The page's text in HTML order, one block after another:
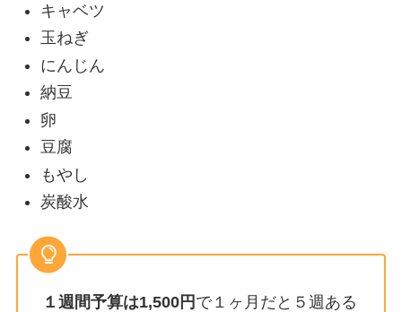
キャベツ
玉ねぎ
にんじん
納豆
卵
豆腐
もやし
炭酸水
１週間予算は1,500円 で１ヶ月だと５週ある